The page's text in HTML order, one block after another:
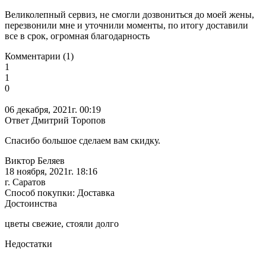
Великолепный сервиз, не смогли дозвониться до моей жены,
перезвонили мне и уточнили моменты, по итогу доставили
все в срок, огромная благодарность
Комментарии (1)
1
1
0
06 декабря, 2021г. 00:19
Ответ Дмитрий Торопов
Спасибо большое сделаем вам скидку.
Виктор Беляев
18 ноября, 2021г. 18:16
г. Саратов
Способ покупки: Доставка
Достоинства
цветы свежие, стояли долго
Недостатки